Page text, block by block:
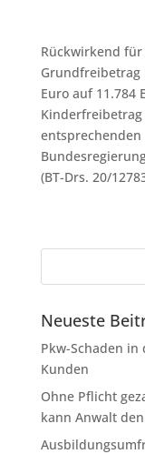
Rückwirkend für
Grundfreibetrag
Euro auf 11.784
Kinderfreibetrag
(BT-Drs. 20/
Neueste
Pkw-Schaden in
Kunden
Ohne Pflicht
kann Anwalt